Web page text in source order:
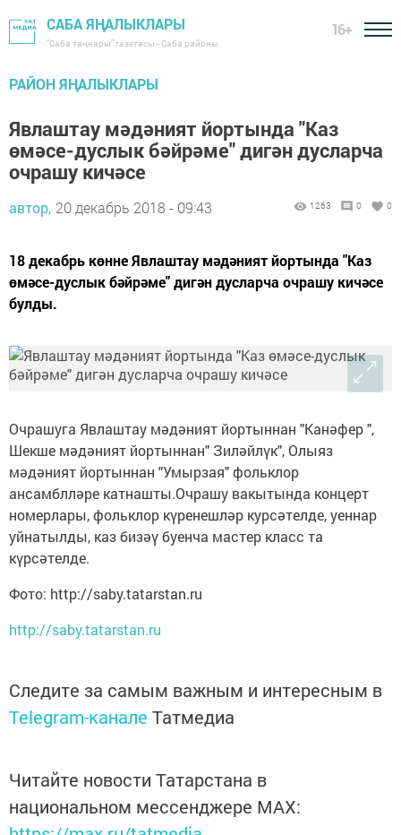
САБА ЯҢАЛЫКЛАРЫ
"Саба таңнары" газетасы - Саба районы
16+
РАЙОН ЯҢАЛЫКЛАРЫ
Явлаштау мәдәният йортында "Каз
өмәсе-дуслык бәйрәме" дигән дусларча
очрашу кичәсе
автор, 20 декабрь 2018 - 09:43 1263 0 0
18 декабрь көнне Явлаштау мәдәният йортында "Каз
өмәсе-дуслык бәйрәме" дигән дусларча очрашу кичәсе
булды.
Очрашуга Явлаштау мәдәният йортыннан "Канәфер ",
Шекше мәдәният йортыннан" Зиләйлүк", Олыяз
мәдәният йортыннан "Умырзая" фольклор
ансамблләре катнашты.Очрашу вакытында концерт
номерлары, фольклор күренешләр курсәтелде, уеннар
уйнатылды, каз бизәү буенча мастер класс та
күрсәтелде.
Фото: http://saby.tatarstan.ru
http://saby.tatarstan.ru
Следите за самым важным и интересным в
Telegram-канале Татмедиа
Читайте новости Татарстана в
национальном мессенджере MАХ: